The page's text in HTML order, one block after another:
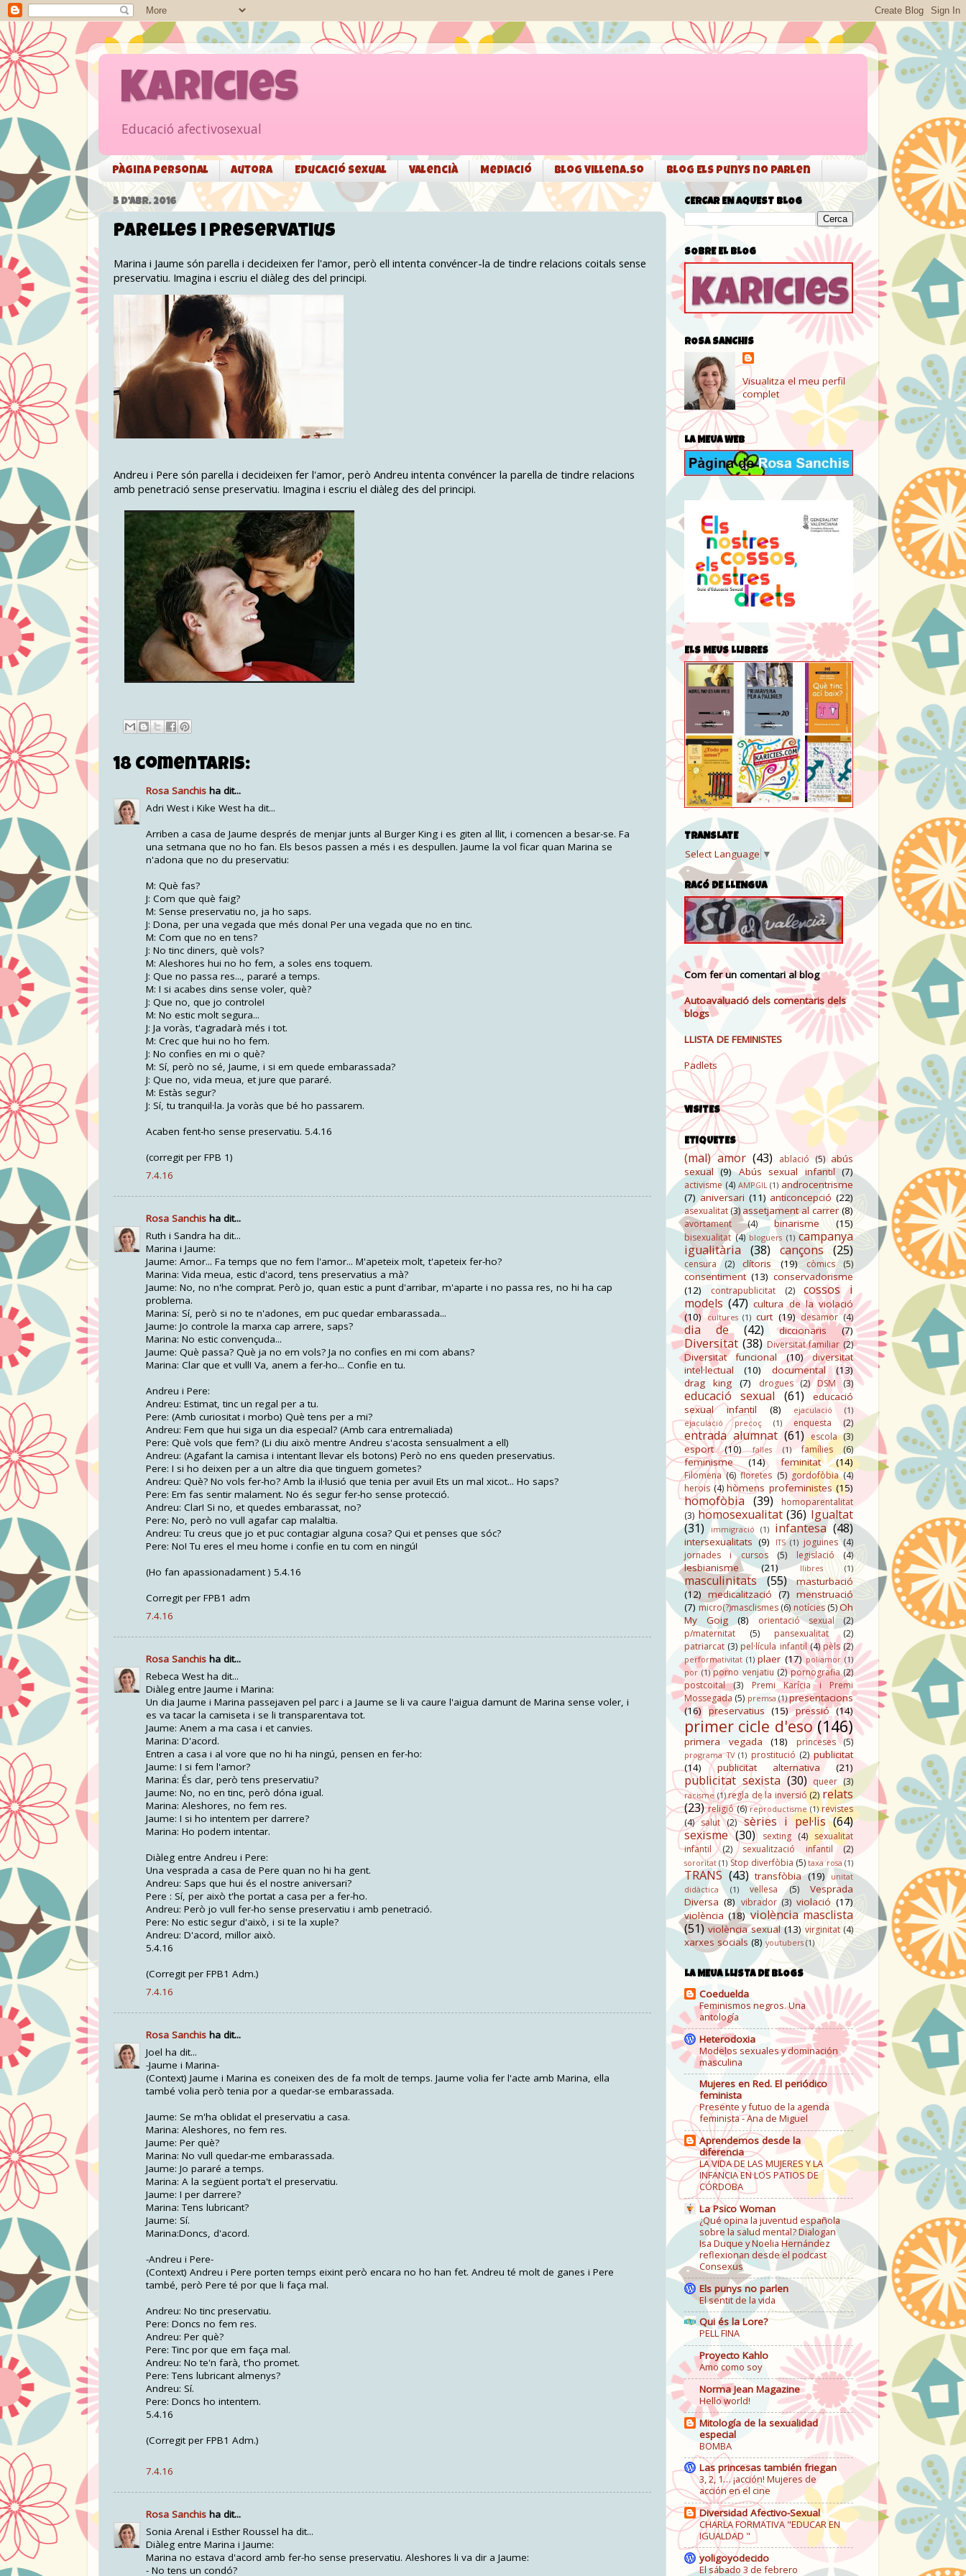
Karicies
Educació afectivosexual
Pàgina personal Autora Educació sexual Valencià Mediació Blog Villena.so Blog Els punys no parlen
5 D’ABR. 2016
Parelles i preservatius
Marina i Jaume són parella i decideixen fer l'amor, però ell intenta convéncer-la de tindre relacions coitals sense
preservatiu. Imagina i escriu el diàleg des del principi.
Andreu i Pere són parella i decideixen fer l'amor, però Andreu intenta convéncer la parella de tindre relacions
amb penetració sense preservatiu. Imagina i escriu el diàleg des del principi.
18 comentaris:
Rosa Sanchis ha dit...
Adri West i Kike West ha dit...
Arriben a casa de Jaume després de menjar junts al Burger King i es giten al llit, i comencen a besar-se. Fa
una setmana que no ho fan. Els besos passen a més i es despullen. Jaume la vol ficar quan Marina se
n'adona que no du preservatiu:
M: Què fas?
J: Com que què faig?
M: Sense preservatiu no, ja ho saps.
J: Dona, per una vegada que més dona! Per una vegada que no en tinc.
M: Com que no en tens?
J: No tinc diners, què vols?
M: Aleshores hui no ho fem, a soles ens toquem.
J: Que no passa res..., pararé a temps.
M: I si acabes dins sense voler, què?
J: Que no, que jo controle!
M: No estic molt segura...
J: Ja voràs, t'agradarà més i tot.
M: Crec que hui no ho fem.
J: No confies en mi o què?
M: Sí, però no sé, Jaume, i si em quede embarassada?
J: Que no, vida meua, et jure que pararé.
M: Estàs segur?
J: Sí, tu tranquil·la. Ja voràs que bé ho passarem.
Acaben fent-ho sense preservatiu. 5.4.16
(corregit per FPB 1)
7.4.16
Rosa Sanchis ha dit...
Ruth i Sandra ha dit...
Marina i Jaume:
Jaume: Amor... Fa temps que no fem l'amor... M'apeteix molt, t'apeteix fer-ho?
Marina: Vida meua, estic d'acord, tens preservatius a mà?
Jaume: No, no n'he comprat. Però jo, quan estic a punt d'arribar, m'aparte i no passa res, no hi ha cap
problema.
Marina: Sí, però si no te n'adones, em puc quedar embarassada...
Jaume: Jo controle la marxa cap arrere, saps?
Marina: No estic convençuda...
Jaume: Què passa? Què ja no em vols? Ja no confies en mi com abans?
Marina: Clar que et vull! Va, anem a fer-ho... Confie en tu.
Andreu i Pere:
Andreu: Estimat, tinc un regal per a tu.
Pere: (Amb curiositat i morbo) Què tens per a mi?
Andreu: Fem que hui siga un dia especial? (Amb cara entremaliada)
Pere: Què vols que fem? (Li diu això mentre Andreu s'acosta sensualment a ell)
Andreu: (Agafant la camisa i intentant llevar els botons) Però no ens queden preservatius.
Pere: I si ho deixen per a un altre dia que tinguem gometes?
Andreu: Què? No vols fer-ho? Amb la il·lusió que tenia per avui! Ets un mal xicot... Ho saps?
Pere: Em fas sentir malament. No és segur fer-ho sense protecció.
Andreu: Clar! Si no, et quedes embarassat, no?
Pere: No, però no vull agafar cap malaltia.
Andreu: Tu creus que jo et puc contagiar alguna cosa? Qui et penses que sóc?
Pere: No! Tu eres el meu home i confie en tu com en ningú!
(Ho fan apassionadament ) 5.4.16
Corregit per FPB1 adm
7.4.16
Rosa Sanchis ha dit...
Rebeca West ha dit...
Diàleg entre Jaume i Marina:
Un dia Jaume i Marina passejaven pel parc i a Jaume se li va caure l'aigua damunt de Marina sense voler, i
es va tacar la camiseta i se li transparentava tot.
Jaume: Anem a ma casa i et canvies.
Marina: D'acord.
Entren a casa i al vore que no hi ha ningú, pensen en fer-ho:
Jaume: I si fem l'amor?
Marina: És clar, però tens preservatiu?
Jaume: No, no en tinc, però dóna igual.
Marina: Aleshores, no fem res.
Jaume: I si ho intentem per darrere?
Marina: Ho podem intentar.
Diàleg entre Andreu i Pere:
Una vesprada a casa de Pere quan no hi ha gent.
Andreu: Saps que hui és el nostre aniversari?
Pere : Sí, per això t'he portat a casa per a fer-ho.
Andreu: Però jo vull fer-ho sense preservatiu i amb penetració.
Pere: No estic segur d'això, i si te la xuple?
Andreu: D'acord, millor això.
5.4.16
(Corregit per FPB1 Adm.)
7.4.16
Rosa Sanchis ha dit...
Joel ha dit...
-Jaume i Marina-
(Context) Jaume i Marina es coneixen des de fa molt de temps. Jaume volia fer l'acte amb Marina, ella
també volia però tenia por a quedar-se embarassada.
Jaume: Se m'ha oblidat el preservatiu a casa.
Marina: Aleshores, no fem res.
Jaume: Per què?
Marina: No vull quedar-me embarassada.
Jaume: Jo pararé a temps.
Marina: A la següent porta't el preservatiu.
Jaume: I per darrere?
Marina: Tens lubricant?
Jaume: Sí.
Marina:Doncs, d'acord.
-Andreu i Pere-
(Context) Andreu i Pere porten temps eixint però encara no ho han fet. Andreu té molt de ganes i Pere
també, però Pere té por que li faça mal.
Andreu: No tinc preservatiu.
Pere: Doncs no fem res.
Andreu: Per què?
Pere: Tinc por que em faça mal.
Andreu: No te'n farà, t'ho promet.
Pere: Tens lubricant almenys?
Andreu: Sí.
Pere: Doncs ho intentem.
5.4.16
(Corregit per FPB1 Adm.)
7.4.16
Rosa Sanchis ha dit...
Sonia Arenal i Esther Roussel ha dit...
Diàleg entre Marina i Jaume:
Marina no estava d'acord amb fer-ho sense preservatiu. Aleshores li va dir a Jaume:
- No tens un condó?
CERCAR EN AQUEST BLOG
SOBRE EL BLOG
ROSA SANCHIS
Visualitza el meu perfil
complet
LA MEUA WEB
ELS MEUS LLIBRES
TRANSLATE
Select Language ▼
RACÓ DE LLENGUA
Com fer un comentari al blog
Autoavaluació dels comentaris dels
blogs
LLISTA DE FEMINISTES
Padlets
VISITES
ETIQUETES
(mal) amor (43) ablació (5) abús
sexual (9) Abús sexual infantil (7)
activisme (4) AMPGIL (1) androcentrisme
(7) aniversari (11) anticoncepció (22)
asexualitat (3)assetjament al carrer (8)
avortament (4) binarisme (15)
bisexualitat (4) bloguers (1) campanya
igualitària
(38) cançons (25)
censura (2) clítoris (19) còmics (5)
consentiment (13) conservadorisme
(12)
contrapublicitat (2)
cossos i
models (47) cultura de la violació
(10) cultures (1) curt (19) desamor (4)
dia de (42) diccionaris (7)
Diversitat (38) Diversitat familiar (2)
Diversitat funcional (10)
diversitat
intel·lectual
(10) documental
(13)
drag king
(7) drogues (2) DSM (3)
educació sexual (61)
educació
sexual infantil
(8) ejaculació
(1)
ejaculació precoç
(1) enquesta (2)
entrada alumnat (61) escola (3)
esport (10) falles (1) famílies (6)
feminisme (14) feminitat (14)
Filomena (6) floretes (5) gordofòbia (4)
herois (4) hòmens profeministes (15)
homofòbia (39)
homoparentalitat
(3) homosexualitat (36) Igualtat
(31)
immigració (1) infantesa (48)
intersexualitats (9) ITS (1) joguines (4)
jornades i cursos
(5) legislació (4)
lesbianisme (21) llibres (1)
masculinitats (55)
masturbació
(12) medicalització (7) menstruació
(7) micro(?)masclismes (6) notícies(5)Oh
My Goig
(8) orientació sexual
(2)
p/maternitat
(5) pansexualitat
(2)
patriarcat (3) pel·lícula infantil (4) pèls (2)
performativitat (1) plaer (17) poliamor (1)
por (1) porno venjatiu (2) pornografia (2)
postcoital
(3)
Premi Karícia i Premi
Mossegada (5) premsa (1) presentacions
(16) preservatius (15) pressió (14)
primer cicle d'eso (146)
primera vegada (18) princeses (5)
programa TV (1) prostitució (2) publicitat
(14)
publicitat alternativa (21)
publicitat sexista (30) queer (3)
racisme (1) regla de la inversió (2) relats
(23) religió (6) reproductisme (1) revistes
(4) salut (2) sèries i pel·lis (64)
sexisme (30) sexting (4) sexualitat
infantil
(2) sexualització infantil (2)
sororitat (1) Stop diverfòbia (5) taxa rosa (1)
TRANS (43) transfòbia (19)
unitat
didàctica
(1) vellesa (5)
Vesprada
Diversa (8) vibrador (3) violació (17)
violència (18) violència masclista
(51) violència sexual (13) virginitat (4)
xarxes socials (8) youtubers (1)
LA MEUA LLISTA DE BLOGS
Coeduelda
Feminismos negros. Una
antología
Heterodoxia
Modelos sexuales y dominación
masculina
Mujeres en Red. El periódico
feminista
Presente y futuo de la agenda
feminista - Ana de Miguel
Aprendemos desde la
diferencia
LA VIDA DE LAS MUJERES Y LA
INFANCIA EN LOS PATIOS DE
CÓRDOBA
La Psico Woman
¿Qué opina la juventud española
sobre la salud mental? Dialogan
Isa Duque y Noelia Hernández
reflexionan desde el podcast
Consexus
Els punys no parlen
El sentit de la vida
Qui és la Lore?
PELL FINA
Proyecto Kahlo
Amo como soy
Norma Jean Magazine
Hello world!
Mitología de la sexualidad
especial
BOMBA
Las princesas también friegan
3, 2, 1… ¡acción! Mujeres de
acción en el cine
Diversidad Afectivo-Sexual
CHARLA FORMATIVA "EDUCAR EN
IGUALDAD "
yoligoyodecido
El sábado 3 de febrero